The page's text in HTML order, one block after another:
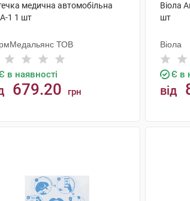
медична автомобільна
1 1 шт
ТОВ
в наявності
679.20 грн
Віола
шт
Віола
Є в
від